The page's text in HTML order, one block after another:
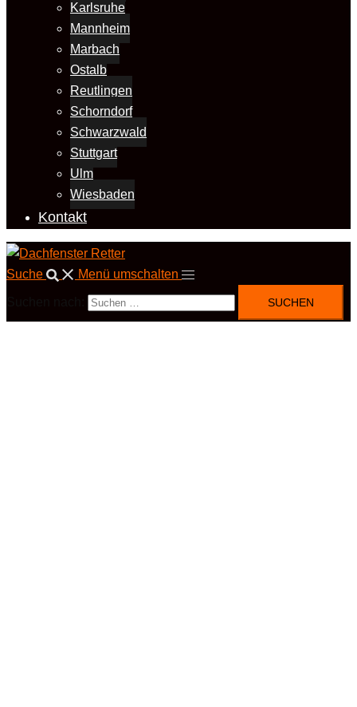
Karlsruhe
Mannheim
Marbach
Ostalb
Reutlingen
Schorndorf
Schwarzwald
Stuttgart
Ulm
Wiesbaden
Kontakt
Suche Menü umschalten